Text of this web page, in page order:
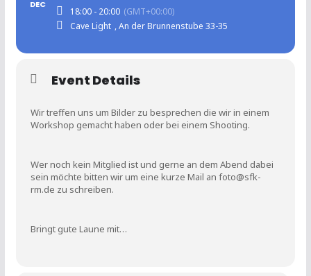
DEC
18:00 - 20:00 (GMT+00:00)
Cave Light , An der Brunnenstube 33-35
Event Details
Wir treffen uns um Bilder zu besprechen die wir in einem
Workshop gemacht haben oder bei einem Shooting.
Wer noch kein Mitglied ist und gerne an dem Abend dabei
sein möchte bitten wir um eine kurze Mail an foto@sfk-
rm.de zu schreiben.
Bringt gute Laune mit…